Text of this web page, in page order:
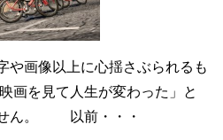
画像以上に心揺さぶられるも
画を見て人生が変わった」と
せん。 以前・・・